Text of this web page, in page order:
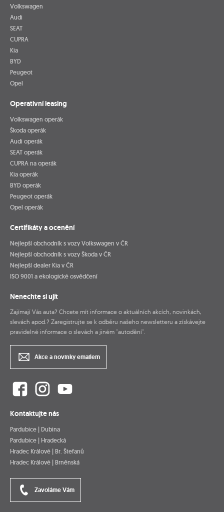
Volkswagen
Audi
SEAT
CUPRA
Kia
BYD
Peugeot
Opel
Operativní leasing
Volkswagen operák
Škoda operák
Audi operák
SEAT operák
CUPRA na operák
Kia operák
BYD operák
Peugeot operák
Opel operák
Certifikáty a ocenění
Nejlepší obchodník s vozy Volkswagen v ČR
Nejlepší obchodník s vozy Škoda v ČR
Nejlepší dealer Kia v ČR
ISO 9001 a ekologické osvědčení
Nenechte si ujít
Zajímají Vás auta? Chcete mít informace o aktuálních akcích, novinkách,
slevách apod.? Zaregistrujte se k odběru našeho newsletteru a získávejte
pravidelné informace o slevách a jiném "autodění".
Akce a novinky emailem
Kontaktujte nás
Pardubice | Dubina
Pardubice | Hradecká
Hradec Králové | Br. Štefanů
Hradec Králové | Brněnská
Zavoláme Vám